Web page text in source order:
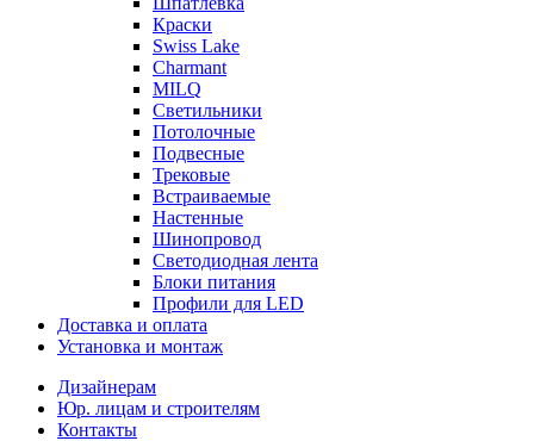
Краски
Swiss Lake
Charmant
MILQ
Светильники
Потолочные
Подвесные
Трековые
Встраиваемые
Настенные
Шинопровод
Светодиодная лента
Блоки питания
Профили для LED
Доставка и оплата
Установка и монтаж
Дизайнерам
Юр. лицам и строителям
Контакты